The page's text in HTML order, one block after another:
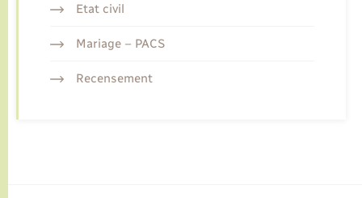
Etat civil
Mariage – PACS
Recensement